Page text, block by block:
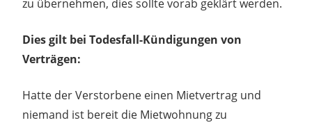
zu übernehmen, dies sollte vorab geklärt werden.
Dies gilt bei Todesfall-Kündigungen von
Verträgen:
Hatte der Verstorbene einen Mietvertrag und
niemand ist bereit die Mietwohnung zu